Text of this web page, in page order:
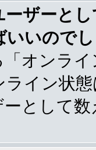
ザーと
いので
オンラ
イン状
として